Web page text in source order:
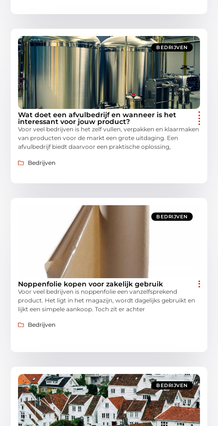
BEDRIJVEN
Wat doet een afvulbedrijf en wanneer is het
interessant voor jouw product?
Voor veel bedrijven is het zelf vullen, verpakken en klaarmaken
van producten voor de markt een grote uitdaging. Een
afvulbedrijf biedt daarvoor een praktische oplossing,
Bedrijven
BEDRIJVEN
Noppenfolie kopen voor zakelijk gebruik
Voor veel bedrijven is noppenfolie een vanzelfsprekend
product. Het ligt in het magazijn, wordt dagelijks gebruikt en
lijkt een simpele aankoop. Toch zit er achter
Bedrijven
BEDRIJVEN